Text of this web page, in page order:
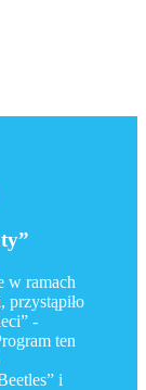
w ramach
przystąpiło
-
ten
i